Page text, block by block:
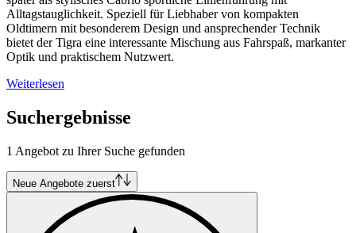
Alltagstauglichkeit. Speziell für Liebhaber von kompakten
Oldtimern mit besonderem Design und ansprechender Technik
bietet der Tigra eine interessante Mischung aus Fahrspaß, markanter
Optik und praktischem Nutzwert.
Weiterlesen
Suchergebnisse
1 Angebot zu Ihrer Suche gefunden
Neue Angebote zuerst